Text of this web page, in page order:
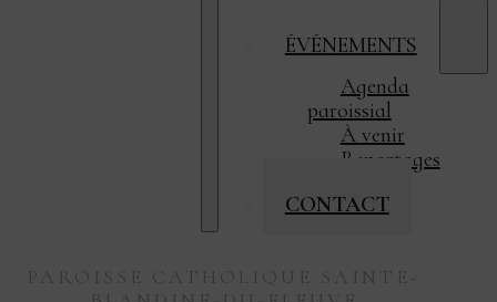
ÉVÉNEMENTS
Agenda
paroissial
À venir
Reportages
CONTACT
PAROISSE CATHOLIQUE SAINTE-